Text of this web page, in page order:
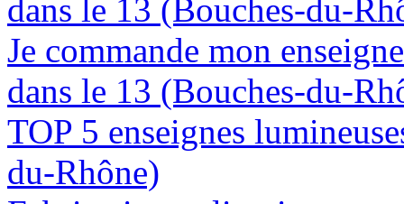
dans le 13 (Bouches-du-
Je commande mon
dans le 13 (Bouches-du-
TOP 5 enseignes
du-Rhône)